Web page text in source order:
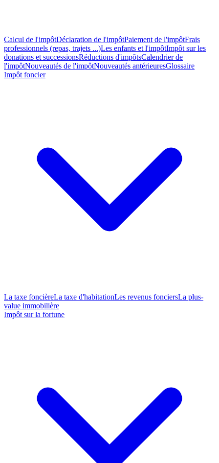
Calcul de l'impôtDéclaration de l'impôtPaiement de l'impôtFrais
professionnels (repas, trajets ...)Les enfants et l'impôtImpôt sur les
donations et successionsRéductions d'impôtsCalendrier de
l'impôtNouveautés de l'impôtNouveautés antérieuresGlossaire
Impôt foncier
La taxe foncièreLa taxe d'habitationLes revenus fonciersLa plus-
value immobilière
Impôt sur la fortune